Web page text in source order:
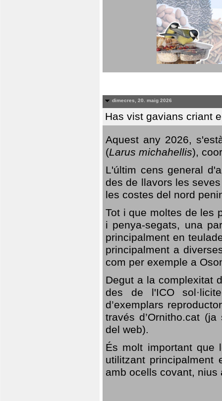
dimecres, 20. maig 2026
Has vist gavians criant
Aquest any 2026,
(Larus michahellis),
L'últim cens general
des de llavors les
les costes del nord
Tot i que moltes de les
i penya-segats, una
principalment en
principalment a
com per exemple a
Degut a la complexitat
des de l'ICO
d’exemplars
través d’Ornitho.cat
del web).
És molt important que
utilitzant
amb ocells covant,